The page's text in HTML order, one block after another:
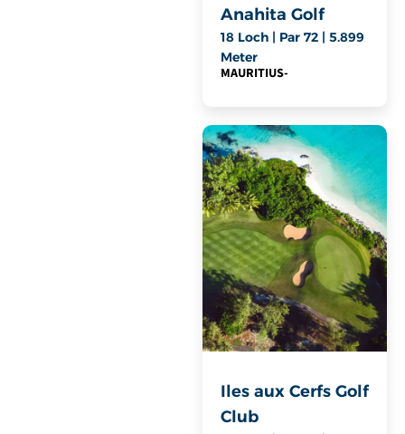
Anahita Golf
18 Loch | Par 72 | 5.899
Meter
MAURITIUS-
Iles aux Cerfs Golf
Club